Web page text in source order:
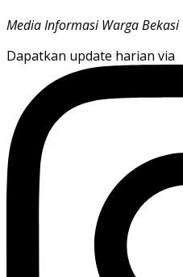
Media Informasi Warga Bekasi
Dapatkan update harian via